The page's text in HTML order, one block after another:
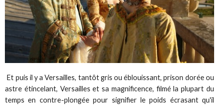
Et puis il y a Versailles, tantôt gris ou éblouissant, prison dorée ou
astre étincelant, Versailles et sa magnificence, filmé la plupart du
temps en contre-plongée pour signifier le poids écrasant qu'il